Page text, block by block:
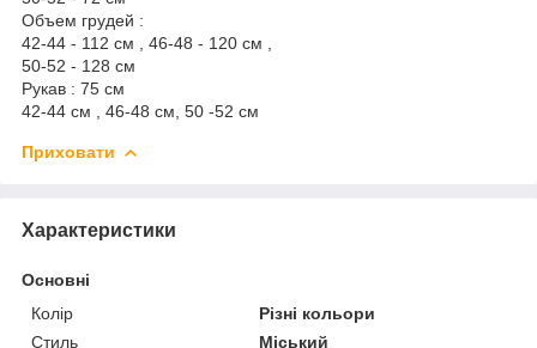
Объем грудей :
42-44 - 112 см , 46-48 - 120 см ,
50-52 - 128 см
Рукав : 75 см
42-44 см , 46-48 см, 50 -52 см
Приховати
Характеристики
Основні
Колір
Різні кольори
Стиль
Міський